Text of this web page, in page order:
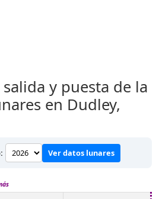
y puesta de la
en Dudley,
Ver datos lunares